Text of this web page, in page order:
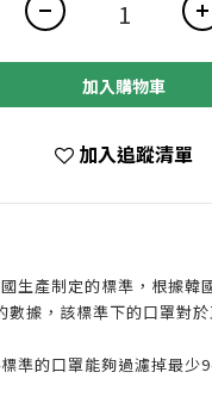
加入購物車
加入追蹤清單
生產制定的標準，根據韓
數據，該標準下的口罩對
準的口罩能夠過濾掉最少